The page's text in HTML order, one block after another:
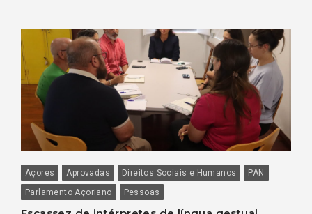
Açores Aprovadas Direitos Sociais e Humanos
PAN
Parlamento Açoriano
Pessoas